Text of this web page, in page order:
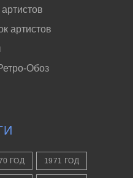
артистов
Обоз
ГОД 1971 ГОД